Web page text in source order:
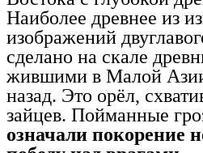
Наиболее древнее из
изображений
сделано на скале
жившими в Малой
назад. Это орёл,
зайцев. Пойманные
означали покорение